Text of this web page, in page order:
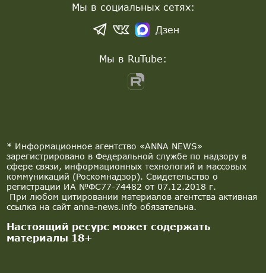
* Информационное агентство «ANNA NEWS»
зарегистрировано в Федеральной службе по надзору в
сфере связи, информационных технологий и массовых
коммуникаций (Роскомнадзор). Свидетельство о
регистрации ИА №ФС77-74482 от 07.12.2018 г.
При любом цитировании материалов агентства активная
ссылка на сайт anna-news.info обязательна.
Настоящий ресурс может содержать
материалы 18+
Мы в социальных сетях:
Дзен
Мы в RuTube: